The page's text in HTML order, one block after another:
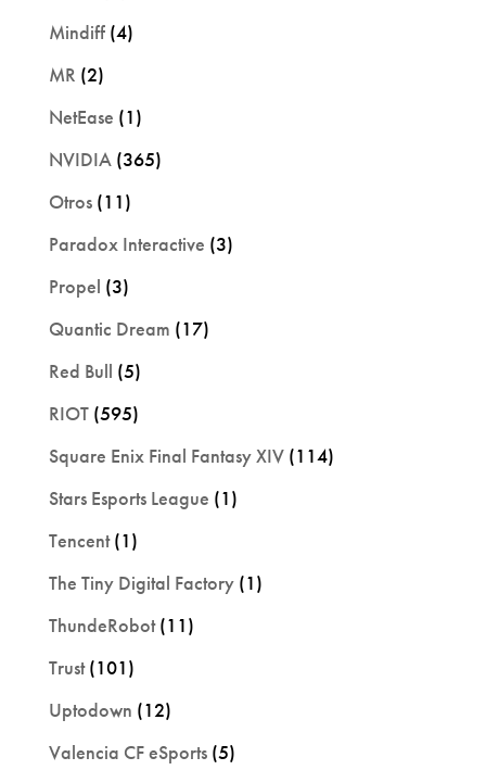
Mindiff(4)
MR (2)
NetEase (1)
NVIDIA(365)
Otros(11)
Paradox Interactive (3)
Propel (3)
Quantic Dream (17)
Red Bull (5)
RIOT(595)
Square Enix Final Fantasy XIV(114)
Stars Esports League (1)
Tencent(1)
The Tiny Digital Factory(1)
ThundeRobot(11)
Trust(101)
Uptodown (12)
Valencia CF eSports(5)